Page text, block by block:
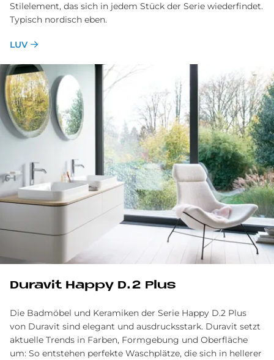
Stilelement, das sich in jedem Stück der Serie wiederfindet.
Typisch nordisch eben.
LUV
Du­ra­vit Hap­py D.2 Plus
Die Badmöbel und Keramiken der Serie Happy D.2 Plus
von Duravit sind elegant und ausdrucksstark. Duravit setzt
aktuelle Trends in Farben, Formgebung und Oberfläche
um: So entstehen perfekte Waschplätze, die sich in hellerer